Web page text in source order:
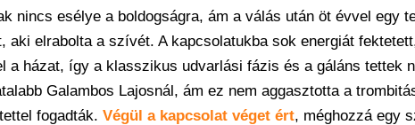
nincs esélye a boldogságra, ám a válás után öt évvel egy
aki elrabolta a szívét. A kapcsolatukba sok energiát
a házat, így a klasszikus udvarlási fázis és a gáláns tettek
Galambos Lajosnál, ám ez nem aggasztotta a
fogadták. Végül a kapcsolat véget ért, méghozzá egy